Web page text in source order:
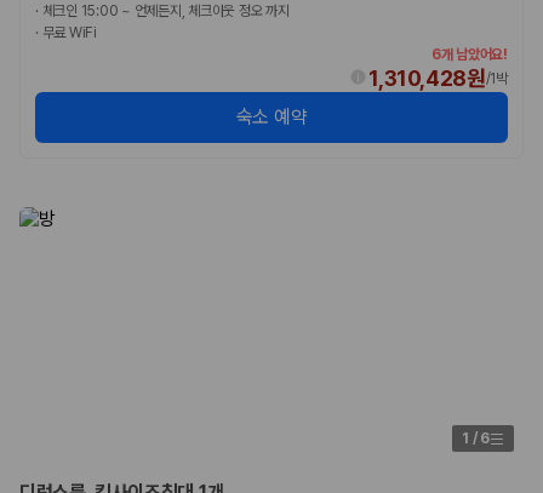
경차·소형차
혼자 또는 2인 여행에 적합하며 제주 렌트카 최저가를 찾는 사용자
준중형·중형차
커플·친구 여행에서 많이 선택되며 가격과 승차감의 균형이 좋은 차
종입니다.
량 연식을 함께 비교하는 것이 좋습니다.
승합차·대형차
동일한 차량이라도 보험 조건에 따라 실제 부담 금액이 달라질 수 있습니
다. 카모아는 제주 렌트카 가격뿐 아니라 일반자차, 완전자차, 슈퍼자차 조
· 체크인 15:00 ~ 언제든지, 체크아웃 정오 까지
· 무료 WiFi
6개 남았어요!
1,310,428원/1박
숙소 예약
1 / 6